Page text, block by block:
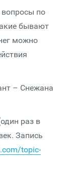
вопросы по
бывают
можно
– Снежана
раз в
Запись
topic-